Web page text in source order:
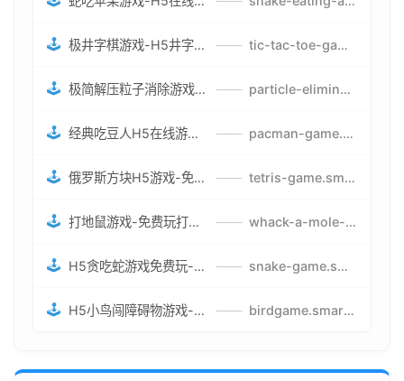
🕹️ 极井字棋游戏-H5井字棋免费游戏-在线闯关变身超人打怪兽井字棋游戏 —— tic-tac-toe-game.smartwatchmanufacturer.cn
🕹️ 极简解压粒子消除游戏-免费H5粒子消除在线游戏 —— particle-elimination-game.smartwatchmanufacturer.cn
🕹️ 经典吃豆人H5在线游戏-5关挑战BOSS机枪决战版吃豆人怪兽游戏 —— pacman-game.smartwatchmanufacturer.cn
🕹️ 俄罗斯方块H5游戏-免费获取俄罗斯方块攻略-俄罗斯方块怪兽游戏策略 —— tetris-game.smartwatchmanufacturer.cn
🕹️ 打地鼠游戏-免费玩打地鼠H5网页游戏-打地鼠游戏官网 —— whack-a-mole-game.smartwatchmanufacturer.cn
🕹️ H5贪吃蛇游戏免费玩-最好的网页在线贪吃蛇游戏-贪吃蛇H5游戏攻略 —— snake-game.smartwatchmanufacturer.cn
🕹️ H5小鸟闯障碍物游戏-网页在线游戏小鸟闯关 —— birdgame.smartwatchmanufacturer.cn